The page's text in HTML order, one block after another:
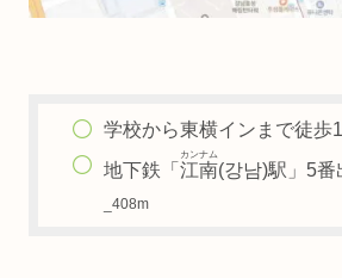
学校から東横インまで徒歩
地下鉄「 江南
カンナム
(강남)駅」5番
_408m